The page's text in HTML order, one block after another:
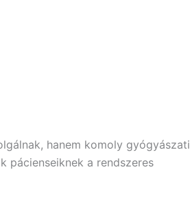
hanem komoly gyógyászati
pácienseiknek a rendszeres